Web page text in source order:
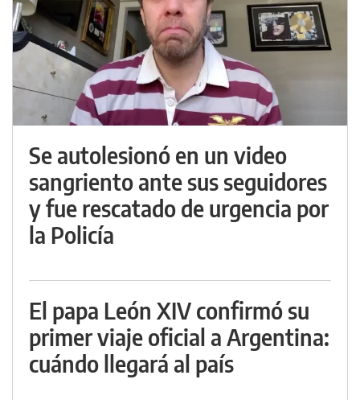
Se autolesionó en un video
sangriento ante sus seguidores
y fue rescatado de urgencia por
la Policía
El papa León XIV confirmó su
primer viaje oficial a Argentina:
cuándo llegará al país